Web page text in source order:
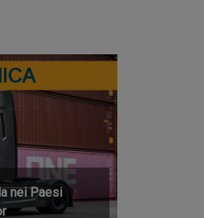
nei Paesi